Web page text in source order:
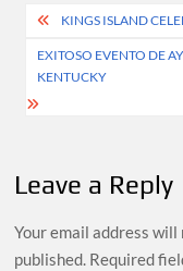
Post
navigation
KINGS ISLAND
EXITOSO EVENTO DE
KENTUCKY
Leave a Reply
Your email address will
published. Required